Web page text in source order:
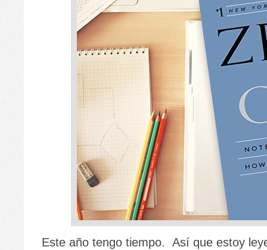
Este año tengo tiempo. Así que estoy